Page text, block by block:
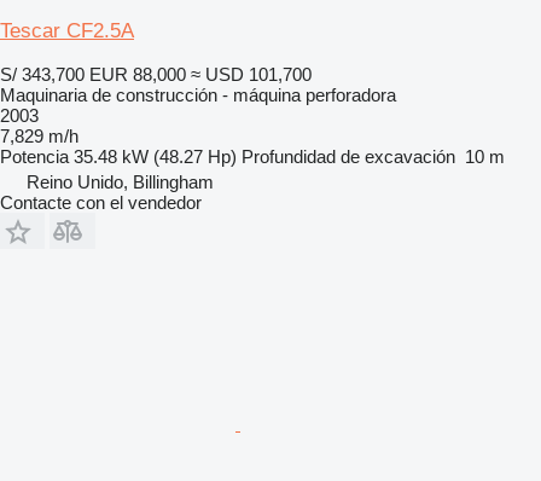
Tescar CF2.5A
S/ 343,700 EUR 88,000 ≈ USD 101,700
Maquinaria de construcción - máquina perforadora
2003
7,829 m/h
Potencia 35.48 kW (48.27 Hp) Profundidad de excavación 10 m
Reino Unido, Billingham
Contacte con el vendedor